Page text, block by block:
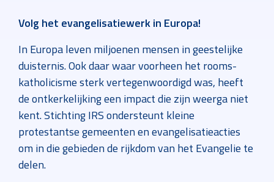
Volg het evangelisatiewerk in Europa!
In Europa leven miljoenen mensen in geestelijke
duisternis. Ook daar waar voorheen het rooms-
katholicisme sterk vertegenwoordigd was, heeft
de ontkerkelijking een impact die zijn weerga niet
kent. Stichting IRS ondersteunt kleine
protestantse gemeenten en evangelisatieacties
om in die gebieden de rijkdom van het Evangelie te
delen.